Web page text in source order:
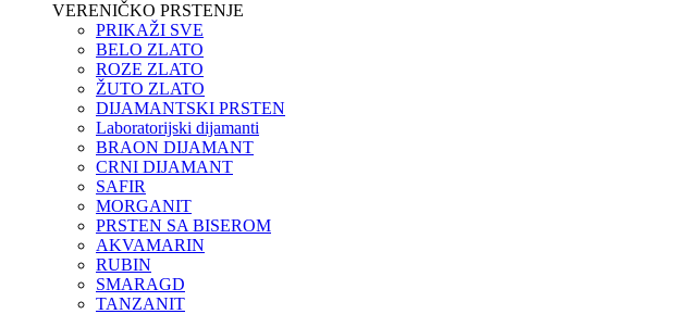
VERENIČKO PRSTENJE
PRIKAŽI SVE
BELO ZLATO
ROZE ZLATO
ŽUTO ZLATO
DIJAMANTSKI PRSTEN
Laboratorijski dijamanti
BRAON DIJAMANT
CRNI DIJAMANT
SAFIR
MORGANIT
PRSTEN SA BISEROM
AKVAMARIN
RUBIN
SMARAGD
TANZANIT